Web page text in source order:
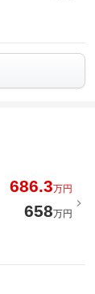
686.3万円
658万円